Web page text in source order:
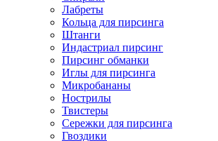
Лабреты
Кольца для пирсинга
Штанги
Индастриал пирсинг
Пирсинг обманки
Иглы для пирсинга
Микробананы
Нострилы
Твистеры
Сережки для пирсинга
Гвоздики